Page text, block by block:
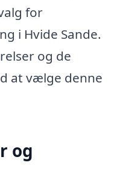
for
i Hvide Sande.
og de
at vælge denne
og